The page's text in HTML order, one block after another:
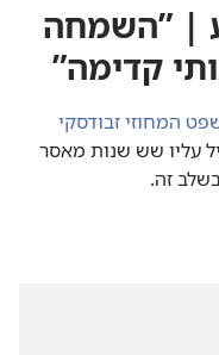
| ”‏השמחה
קדימה”‏
המחוזי זבודסקי
עליו שש שנות מאסר
זה.‏